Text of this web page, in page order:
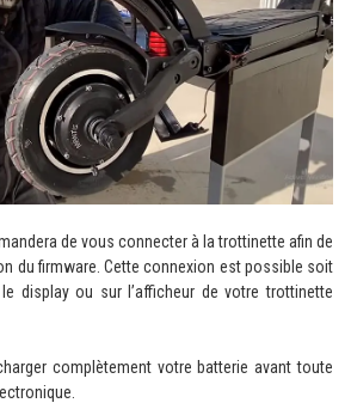
de vous connecter à la trottinette afin de
du firmware. Cette connexion est possible soit
display ou sur l’afficheur de votre trottinette
complètement votre batterie avant toute